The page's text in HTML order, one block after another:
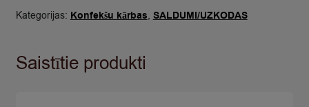
Kategorijas: Konfekšu kārbas, SALDUMI/UZKODAS
Saistītie produkti